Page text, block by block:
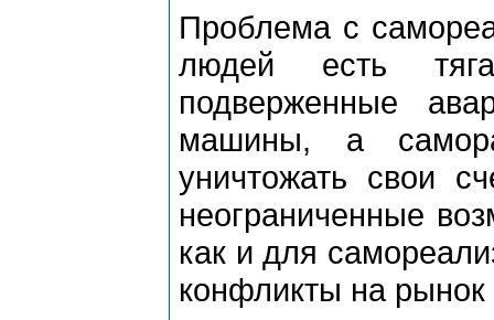
Проблема с
людей есть
подверженные
машины, а
уничтожать свои
неограниченные
как и для
конфликты на рынок